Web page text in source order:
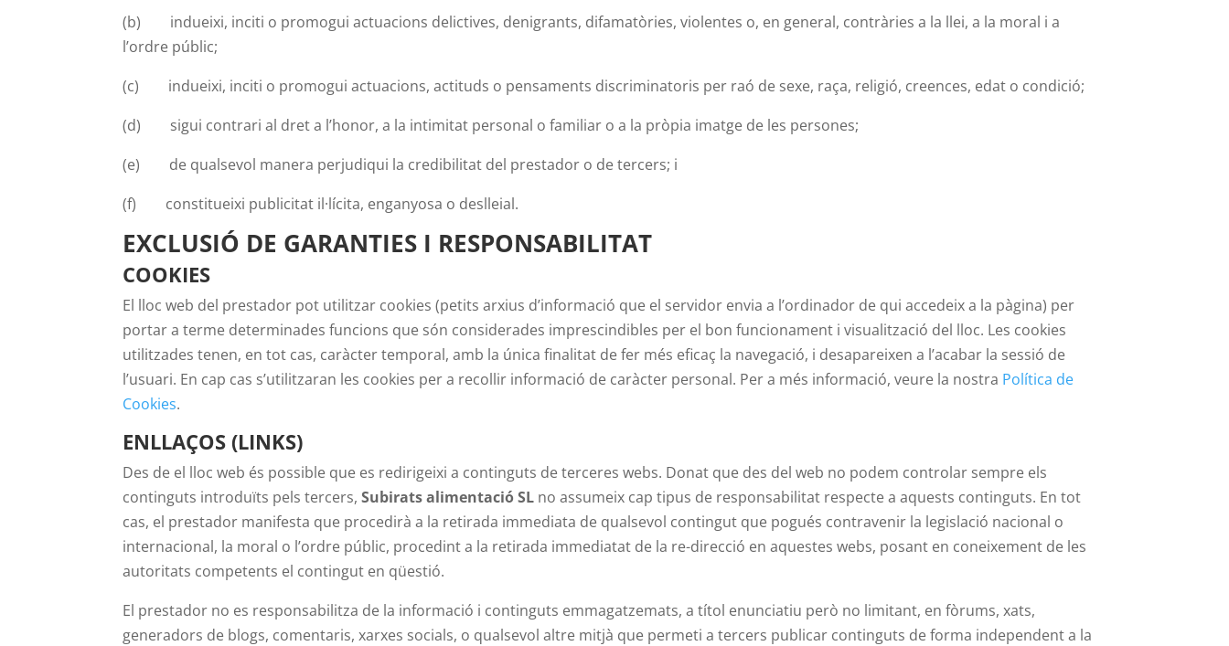
(b) indueixi, inciti o promogui actuacions delictives, denigrants, difamatòries, violentes o, en general, contràries a la llei, a la moral i a
l’ordre públic;
(c) indueixi, inciti o promogui actuacions, actituds o pensaments discriminatoris per raó de sexe, raça, religió, creences, edat o condició;
(d) sigui contrari al dret a l’honor, a la intimitat personal o familiar o a la pròpia imatge de les persones;
(e) de qualsevol manera perjudiqui la credibilitat del prestador o de tercers; i
(f) constitueixi publicitat il·lícita, enganyosa o deslleial.
EXCLUSIÓ DE GARANTIES I RESPONSABILITAT
COOKIES
El lloc web del prestador pot utilitzar cookies (petits arxius d’informació que el servidor envia a l’ordinador de qui accedeix a la pàgina) per
portar a terme determinades funcions que són considerades imprescindibles per el bon funcionament i visualització del lloc. Les cookies
utilitzades tenen, en tot cas, caràcter temporal, amb la única finalitat de fer més eficaç la navegació, i desapareixen a l’acabar la sessió de
l’usuari. En cap cas s’utilitzaran les cookies per a recollir informació de caràcter personal. Per a més informació, veure la nostra Política de
Cookies.
ENLLAÇOS (LINKS)
Des de el lloc web és possible que es redirigeixi a continguts de terceres webs. Donat que des del web no podem controlar sempre els
continguts introduïts pels tercers,Subirats alimentació SL no assumeix cap tipus de responsabilitat respecte a aquests continguts. En tot
cas, el prestador manifesta que procedirà a la retirada immediata de qualsevol contingut que pogués contravenir la legislació nacional o
internacional, la moral o l’ordre públic, procedint a la retirada immediatat de la re-direcció en aquestes webs, posant en coneixement de les
autoritats competents el contingut en qüestió.
El prestador no es responsabilitza de la informació i continguts emmagatzemats, a títol enunciatiu però no limitant, en fòrums, xats,
generadors de blogs, comentaris, xarxes socials, o qualsevol altre mitjà que permeti a tercers publicar continguts de forma independent a la